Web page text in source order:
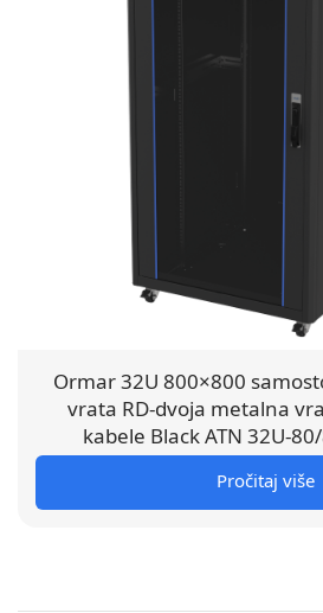
Ormar 32U 800×800
vrata RD-dvoja metalna
kabele Black ATN 32U-
Pročitaj više